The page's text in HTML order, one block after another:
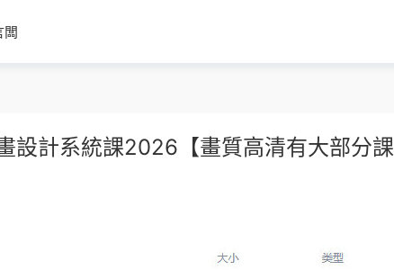
闆
設計系統課2026【畫質高清有大部分課